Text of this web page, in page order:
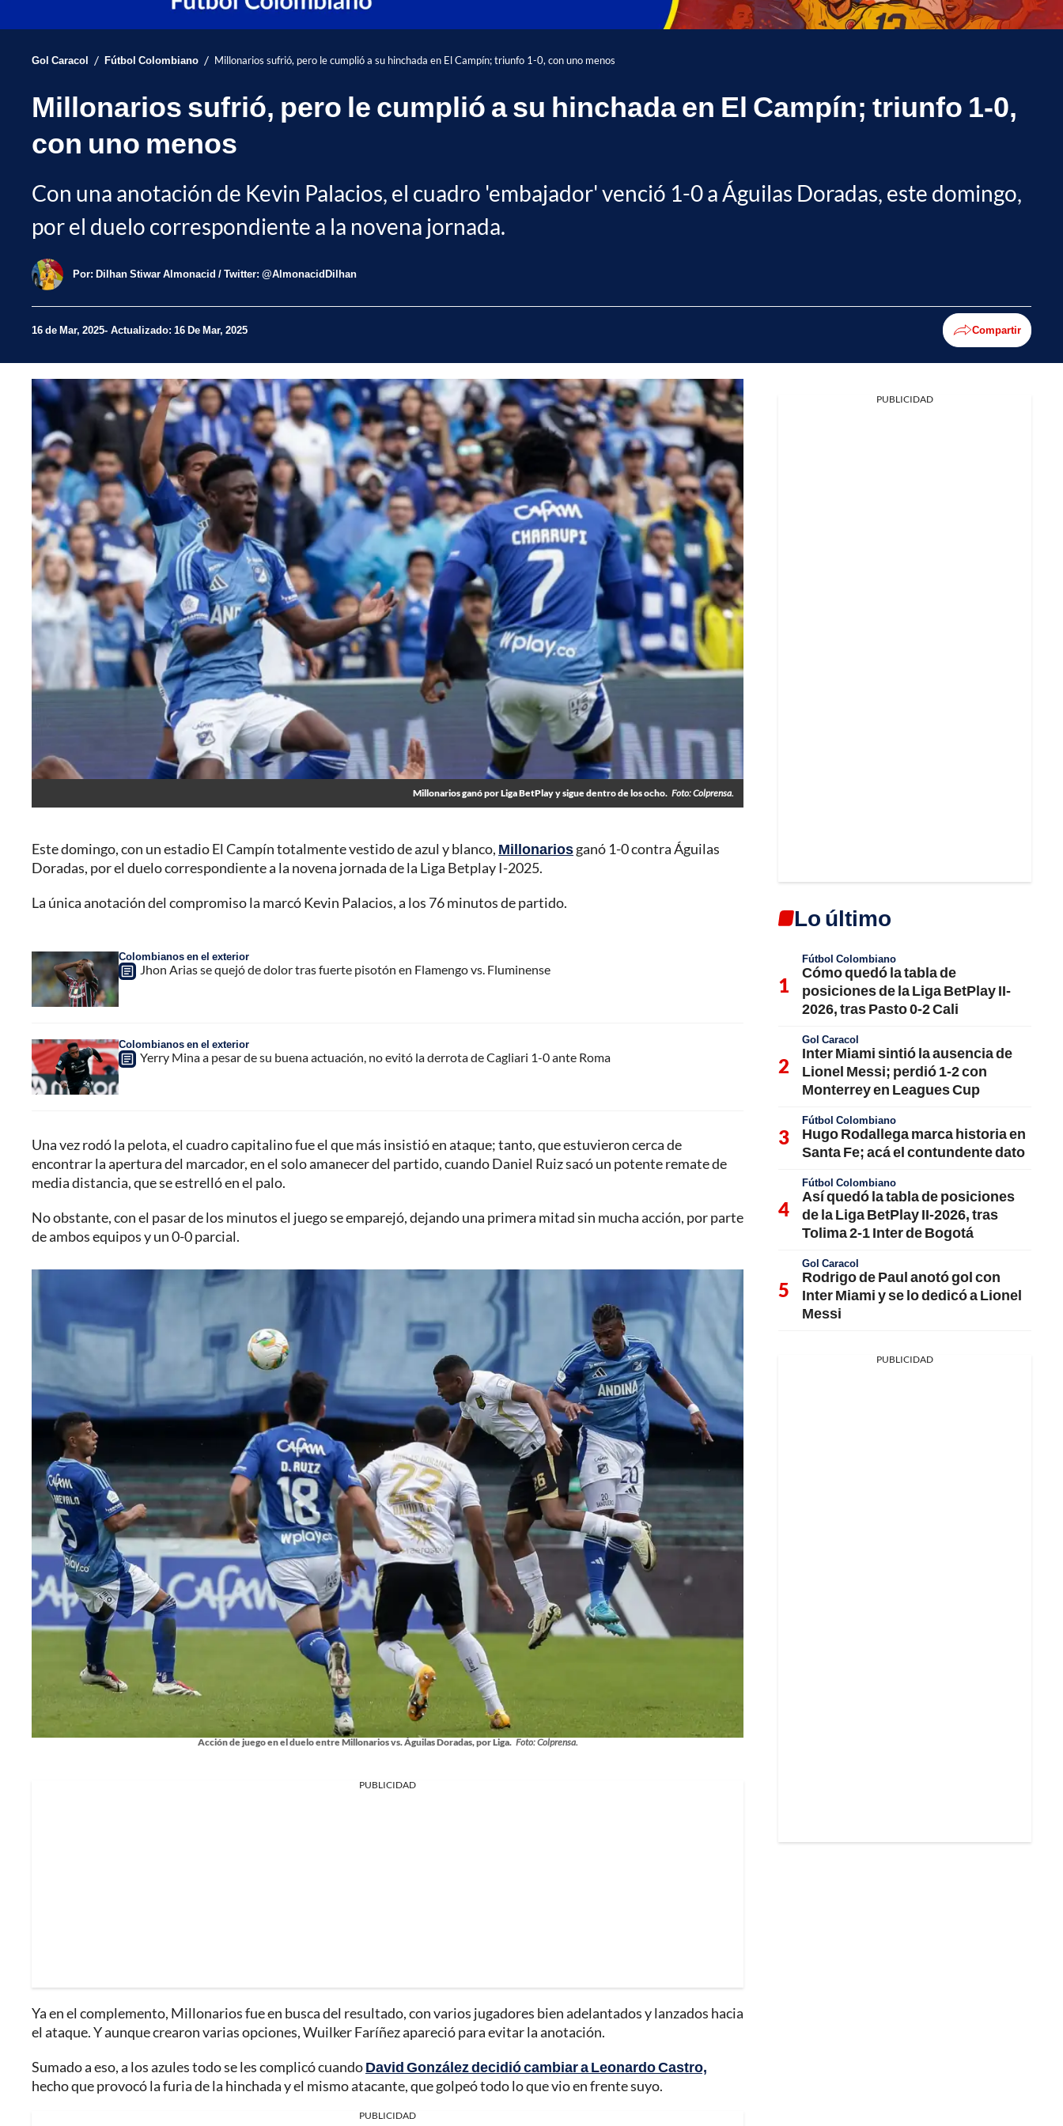
Gol Caracol / Fútbol Colombiano / Millonarios sufrió, pero le cumplió a su hinchada en El Campín; triunfo 1-0, con uno menos
Millonarios sufrió, pero le cumplió a su hinchada en El Campín; triunfo 1-0,
con uno menos
Con una anotación de Kevin Palacios, el cuadro 'embajador' venció 1-0 a Águilas Doradas, este domingo,
por el duelo correspondiente a la novena jornada.
Por: Dilhan Stiwar Almonacid / Twitter: @AlmonacidDilhan
16 de Mar, 2025 Actualizado: 16 De Mar, 2025 Compartir
Millonarios ganó por Liga BetPlay y sigue dentro de los ocho. Foto: Colprensa.
Este domingo, con un estadio El Campín totalmente vestido de azul y blanco, Millonariosganó 1-0 contra Águilas
Doradas, por el duelo correspondiente a la novena jornada de la Liga Betplay I-2025.
La única anotación del compromiso la marcó Kevin Palacios, a los 76 minutos de partido.
Colombianos en el exterior
Jhon Arias se quejó de dolor tras fuerte pisotón en Flamengo vs. Fluminense
Colombianos en el exterior
Yerry Mina a pesar de su buena actuación, no evitó la derrota de Cagliari 1-0 ante Roma
Una vez rodó la pelota, el cuadro capitalino fue el que más insistió en ataque; tanto, que estuvieron cerca de
encontrar la apertura del marcador, en el solo amanecer del partido, cuando Daniel Ruiz sacó un potente remate de
media distancia, que se estrelló en el palo.
No obstante, con el pasar de los minutos el juego se emparejó, dejando una primera mitad sin mucha acción, por parte
de ambos equipos y un 0-0 parcial.
Acción de juego en el duelo entre Millonarios vs. Águilas Doradas, por Liga. Foto: Colprensa.
PUBLICIDAD
Ya en el complemento, Millonarios fue en busca del resultado, con varios jugadores bien adelantados y lanzados hacia
el ataque. Y aunque crearon varias opciones, Wuilker Faríñez apareció para evitar la anotación.
Sumado a eso, a los azules todo se les complicó cuandoDavid González decidió cambiar a Leonardo Castro,
hecho que provocó la furia de la hinchada y el mismo atacante, que golpeó todo lo que vio en frente suyo.
PUBLICIDAD
PUBLICIDAD
Lo último
Fútbol Colombiano
Cómo quedó la tabla de
posiciones de la Liga BetPlay II-
2026, tras Pasto 0-2 Cali
Gol Caracol
Inter Miami sintió la ausencia de
Lionel Messi; perdió 1-2 con
Monterrey en Leagues Cup
Fútbol Colombiano
Hugo Rodallega marca historia en
Santa Fe; acá el contundente dato
Fútbol Colombiano
Así quedó la tabla de posiciones
de la Liga BetPlay II-2026, tras
Tolima 2-1 Inter de Bogotá
Gol Caracol
Rodrigo de Paul anotó gol con
Inter Miami y se lo dedicó a Lionel
Messi
PUBLICIDAD